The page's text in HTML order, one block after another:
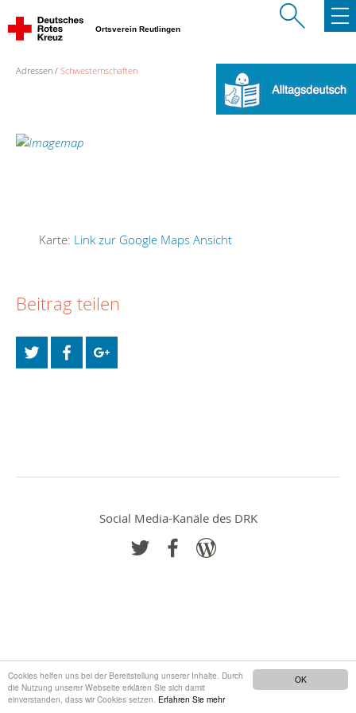
OK
Cookies helfen uns bei der Bereitstellung unserer Inhalte. Durch
die Nutzung unserer Webseite erklären Sie sich damit
einverstanden, dass wir Cookies setzen. Erfahren Sie mehr
Ortsverein Reutlingen
Adressen Schwesternschaften
Karte: Link zur Google Maps Ansicht
Beitrag teilen
Social Media-Kanäle des DRK